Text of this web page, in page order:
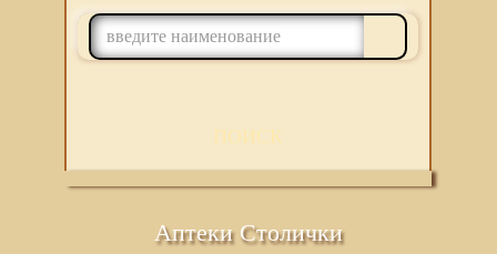
ПОИСК
Аптеки Столички